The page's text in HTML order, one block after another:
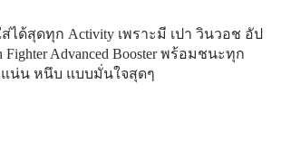
ได้สุดทุก Activity เพราะมี เปา วินวอช อัป
Advanced Booster พร้อมชนะทุก
น่น หนึบ แบบมั่นใจสุดๆ